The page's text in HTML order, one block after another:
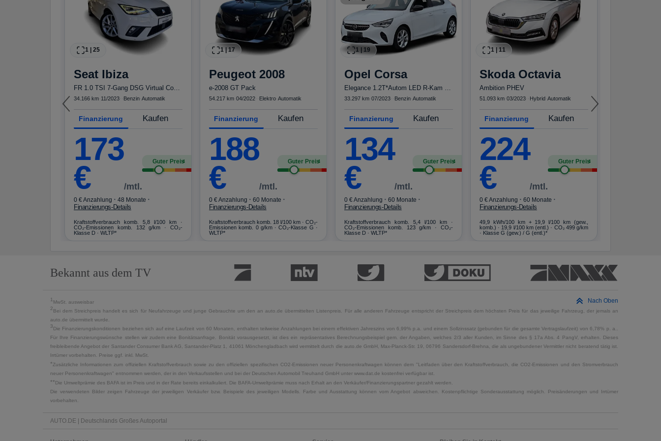
1 25
Seat Ibiza
34.166 km 11/2023 Benzin Automatik
Finanzierung Kaufen
173
€ /mtl.
Guter Preis4
0 € Anzahlung · 48 Monate ·
Finanzierungs-Details
Kraftstoffverbrauch komb. 5,8 l/100 km ·
CO₂-Emissionen komb. 132 g/km · CO₂-
Klasse D · WLTP*
1|17
Peugeot 2008
e-2008 GT Pack
54.217 km 04/2022 Elektro Automatik
Finanzierung Kaufen
188
€ /mtl.
Guter Preis4
0 € Anzahlung · 60 Monate ·
Finanzierungs-Details
Kraftstoffverbrauch komb. 18 l/100 km · CO₂-
Emissionen komb. 0 g/km · CO₂-Klasse G ·
WLTP*
1 19
Opel Corsa
33.297 km 07/2023 Benzin Automatik
Finanzierung Kaufen
134
€ /mtl.
Guter Preis4
0 € Anzahlung · 60 Monate ·
Finanzierungs-Details
Kraftstoffverbrauch komb. 5,4 l/100 km ·
CO₂-Emissionen komb. 123 g/km · CO₂-
Klasse D · WLTP*
1 11
Skoda Octavia
Ambition PHEV
51.093 km 03/2023 Hybrid Automatik
Finanzierung Kaufen
224
€ /mtl.
Guter Preis4
0 € Anzahlung · 60 Monate ·
Finanzierungs-Details
49,9 kWh/100 km
+ 19,9 l/100 km (gew.,
komb.) · 19,9 l/100 km (entl.) · CO₂ 499 g/km
· Klasse G (gew.) / G (entl.)*
Bekannt aus dem TV
Nach Oben
1 MwSt. ausweisbar
2Bei dem Streichpreis handelt es sich für Neufahrzeuge und junge Gebrauchte um den an auto.de übermittelten Listenpreis. Für alle anderen Fahrzeuge entspricht der Streichpreis dem höchsten Preis für das jeweilige Fahrzeug, der jemals an
auto.de übermittelt wurde.
3Die Finanzierungskonditionen beziehen sich auf eine Laufzeit von 60 Monaten, enthalten teilweise Anzahlungen bei einem effektiven Jahreszins von 6,99% p.a. und einem Sollzinssatz (gebunden für die gesamte Vertragslaufzeit) von 6,78% p. a..
Für Ihre Finanzierungswünsche stellen wir zudem eine Bonitätsanfrage. Bonität vorausgesetzt, ist dies ein repräsentatives Berechnungsbeispiel gem. der Angaben, welches 2/3 aller Kunden, im Sinne des § 17a Abs. 4 PangV, erhalten. Dieses
freibleibende Angebot der Santander Consumer Bank AG, Santander-Platz 1, 41061 Mönchengladbach wird vermittelt durch die auto.de GmbH, Max-Planck-Str. 19, 06796 Sandersdorf-Brehna, die als ungebundener Vermittler nicht beratend tätig ist.
Irrtümer vorbehalten. Preise ggf. inkl. MwSt.
*Zusätzliche Informationen zum offiziellen Kraftstoffverbrauch sowie zu den offiziellen spezifischen CO2-Emissionen neuer Personenkraftwagen können dem "Leitfaden über den Kraftstoffverbrauch, die CO2-Emissionen und den Stromverbrauch
neuer Personenkraftwagen" entnommen werden, der in den Verkaufsstellen und bei der Deutschen Automobil Treuhand GmbH unter www.dat.de kostenfrei verfügbar ist.
**Die Umweltprämie des BAFA ist im Preis und in der Rate bereits einkalkuliert. Die BAFA-Umweltprämie muss nach Erhalt an den Verkäufer/Finanzierungspartner gezahlt werden.
Die verwendeten Bilder zeigen Fahrzeuge der jeweiligen Verkäufer bzw. Beispiele des jeweiligen Modells. Farbe und Ausstattung können vom Angebot abweichen. Kostenpflichtige Sonderausstattung möglich. Preisänderungen und Irrtümer
vorbehalten.
AUTO.DE | Deutschlands Großes Autoportal